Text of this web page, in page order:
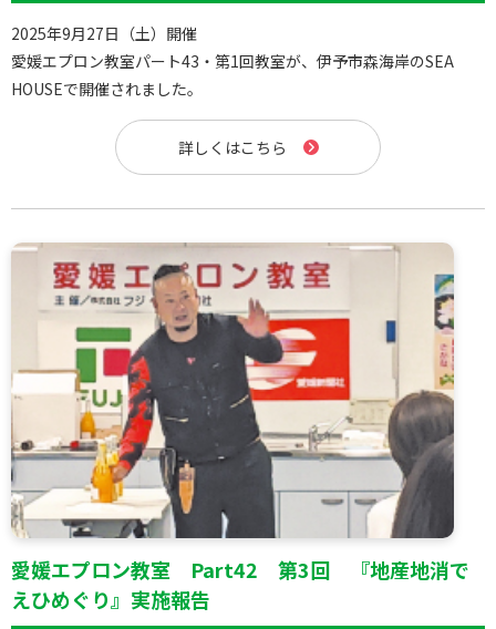
2025年9月27日（土）開催
愛媛エプロン教室パート43・第1回教室が、伊予市森海岸のSEA
HOUSEで開催されました。
詳しくはこちら
愛媛エプロン教室 Part42 第3回 『地産地消で
えひめぐり』実施報告